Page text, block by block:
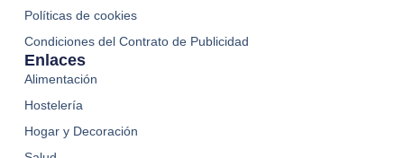
Enlaces
Alimentación
Hostelería
Hogar y Decoración
Políticas de cookies
Condiciones del Contrato de Publicidad